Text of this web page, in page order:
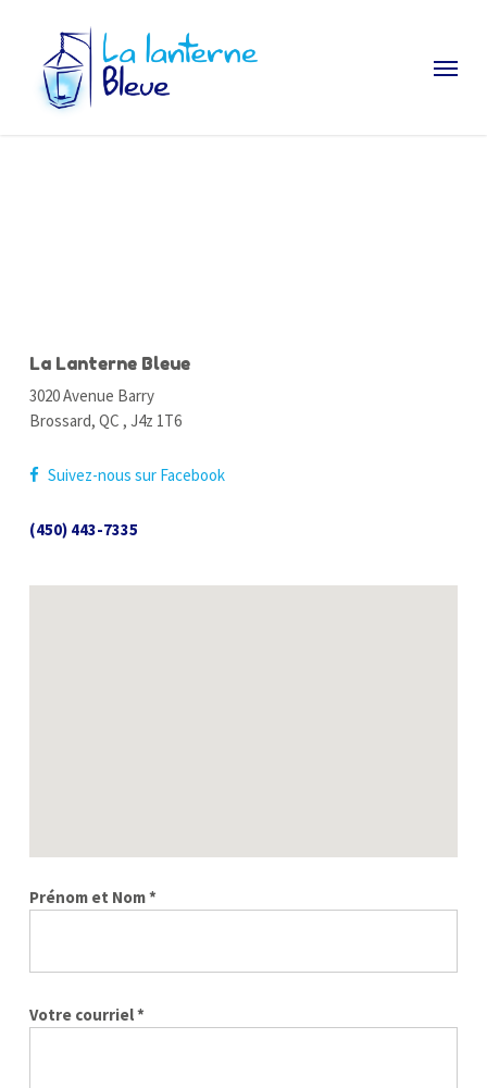
content
Menu
La Lanterne Bleue
3020 Avenue Barry
Brossard, QC , J4z 1T6
Suivez-nous sur Facebook
(450) 443-7335
Prénom et Nom *
Votre courriel *